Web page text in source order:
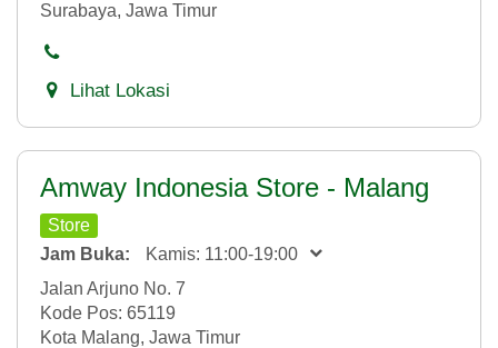
Surabaya, Jawa Timur
Lihat Lokasi
Amway Indonesia Store - Malang
Store
Jam Buka:
Kamis: 11:00-19:00
Jalan Arjuno No. 7
Kode Pos: 65119
Kota Malang, Jawa Timur